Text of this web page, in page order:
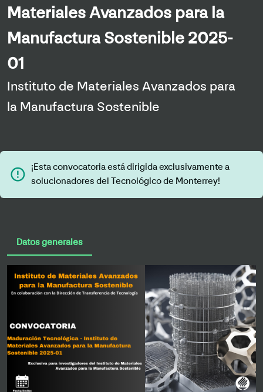
Materiales Avanzados para la
Manufactura Sostenible 2025-
01
Instituto de Materiales Avanzados para
la Manufactura Sostenible
error_outline
¡Esta convocatoria está dirigida exclusivamente a
solucionadores del Tecnológico de Monterrey!
Datos generales